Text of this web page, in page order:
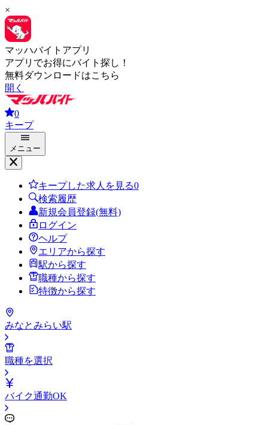
×
マッハバイトアプリ
アプリでお得にバイト探し！
無料ダウンロードはこちら
開く
0
キープ
メニュー
キープした求人を見る0
検索履歴
新規会員登録(無料)
ログイン
ヘルプ
エリアから探す
駅から探す
職種から探す
特徴から探す
みなとみらい駅
職種を選択
バイク通勤OK